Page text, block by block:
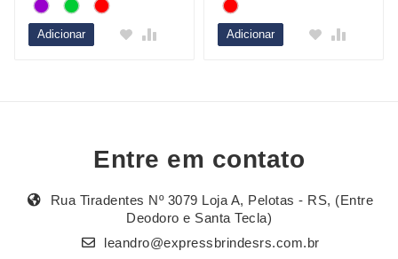
Adicionar Adicionar
Entre em contato
Rua Tiradentes Nº 3079 Loja A, Pelotas - RS, (Entre
Deodoro e Santa Tecla)
leandro@expressbrindesrs.com.br